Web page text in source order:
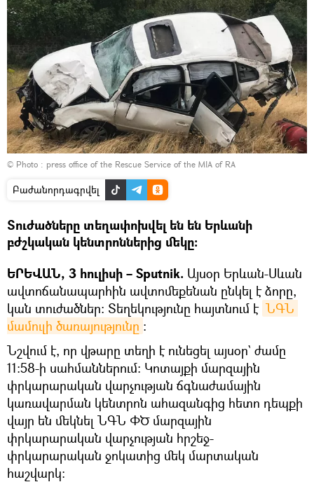
© Photo : press office of the Rescue Service of the MIA of RA
Բաժանորդագրվել
Տուժածները տեղափոխվել են են Երևանի
բժշկական կենտրոններից մեկը։
ԵՐԵՎԱՆ, 3 հուլիսի – Sputnik. Այսօր Երևան-Սևան
ավտոճանապարհին ավտոմեքենան ընկել է ձորը,
կան տուժածներ։ Տեղեկությունը հայտնում է ՆԳՆ
մամուլի ծառայությունը ։
Նշվում է, որ վթարը տեղի է ունեցել այսօր` ժամը
11:58-ի սահմաններում։ Կոտայքի մարզային
փրկարարական վարչության ճգնաժամային
կառավարման կենտրոն ահազանգից հետո դեպքի
վայր են մեկնել ՆԳՆ ՓԾ մարզային
փրկարարական վարչության հրշեջ-
փրկարարական ջոկատից մեկ մարտական
հաշվարկ։